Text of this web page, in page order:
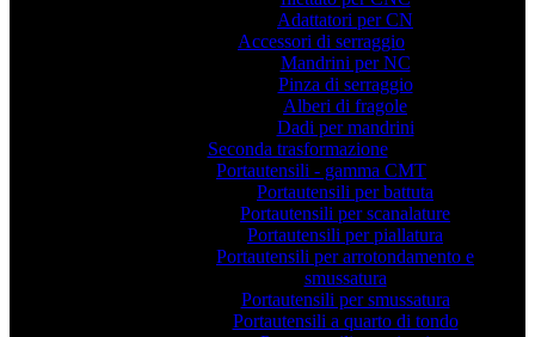
Adattatori per CN
Accessori di serraggio
Mandrini per NC
Pinza di serraggio
Alberi di fragole
Dadi per mandrini
Seconda trasformazione
Portautensili - gamma CMT
Portautensili per battuta
Portautensili per scanalature
Portautensili per piallatura
Portautensili per arrotondamento e
smussatura
Portautensili per smussatura
Portautensili a quarto di tondo